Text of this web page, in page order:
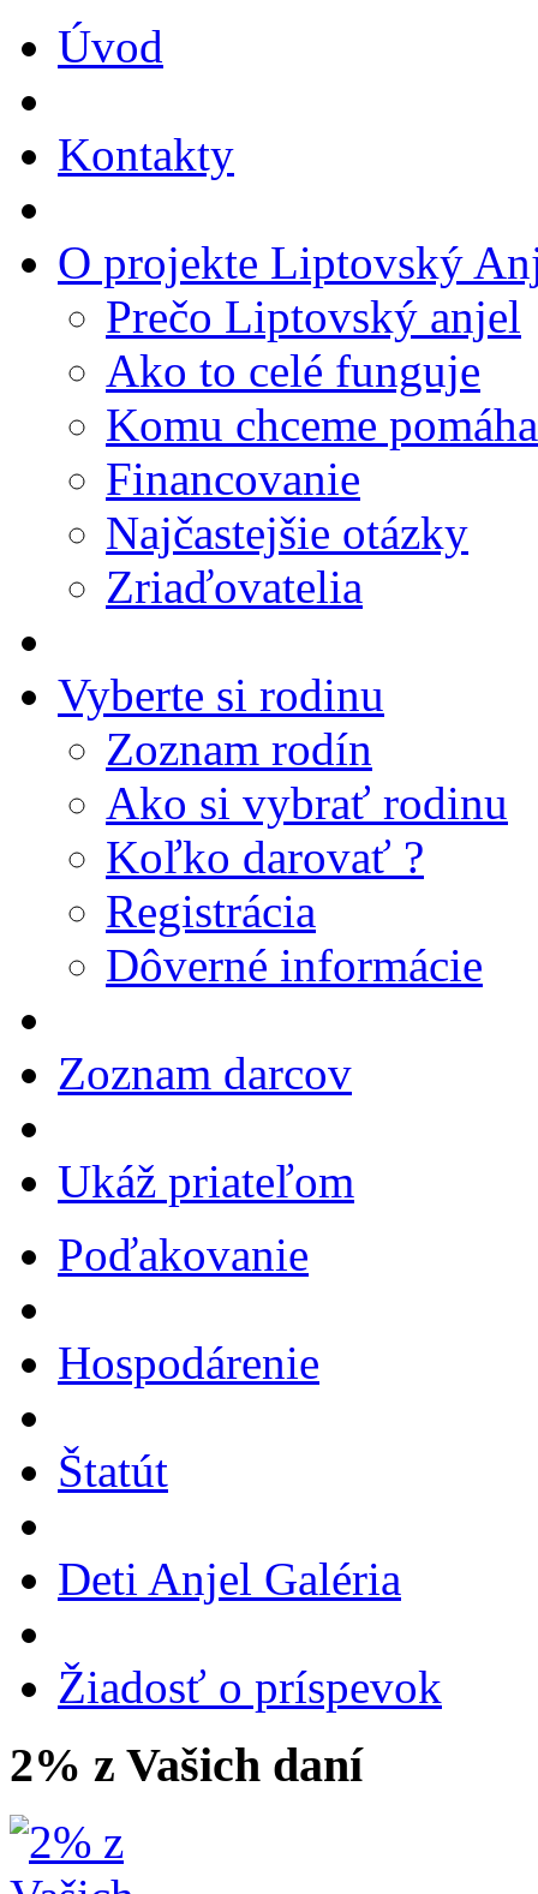
Úvod
Kontakty
O projekte Liptovský
Prečo Liptovský anjel
Ako to celé funguje
Komu chceme
Financovanie
Najčastejšie otázky
Zriaďovatelia
Vyberte si rodinu
Zoznam rodín
Ako si vybrať rodinu
Koľko darovať ?
Registrácia
Dôverné informácie
Zoznam darcov
Ukáž priateľom
Poďakovanie
Hospodárenie
Štatút
Deti Anjel Galéria
Žiadosť o príspevok
2% z Vašich daní